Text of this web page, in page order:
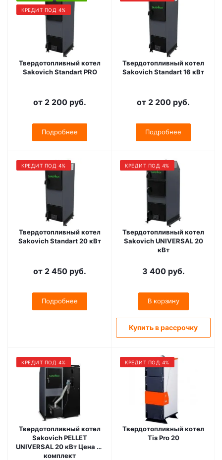
КРЕДИТ ПОД 4%
Твердотопливный котел
Sakovich Standart PRO
от 2 200 руб.
Подробнее
Твердотопливный котел
Sakovich Standart 16 кВт
от 2 200 руб.
Подробнее
КРЕДИТ ПОД 4%
Твердотопливный котел
Sakovich Standart 20 кВт
от 2 450 руб.
Подробнее
КРЕДИТ ПОД 4%
Твердотопливный котел
Sakovich UNIVERSAL 20
кВт
3 400руб.
В корзину
Купить в рассрочку
КРЕДИТ ПОД 4%
Твердотопливный котел
Sakovich PELLET
UNIVERSAL 20 кВт Цена за
комплект
КРЕДИТ ПОД 4%
Твердотопливный котел
Tis Pro 20